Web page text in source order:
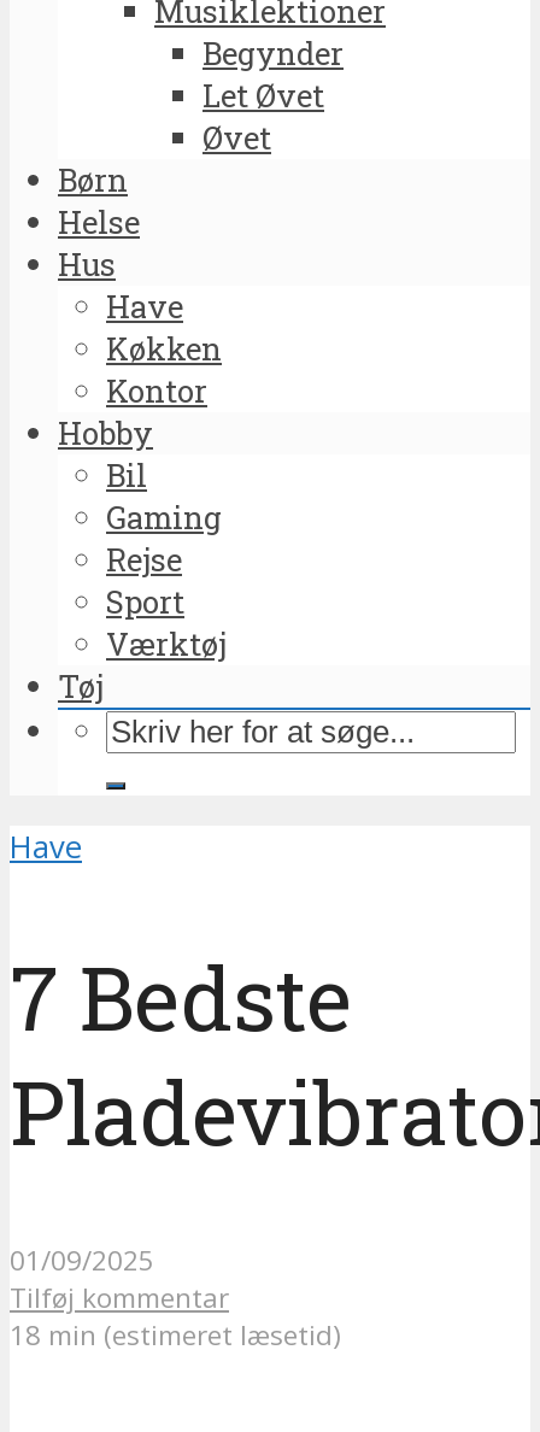
Musiklektioner
Begynder
Let Øvet
Øvet
Børn
Helse
Hus
Have
Køkken
Kontor
Hobby
Bil
Gaming
Rejse
Sport
Værktøj
Tøj
Have
7 Bedste
01/09/2025
Tilføj kommentar
18 min (estimeret læsetid)